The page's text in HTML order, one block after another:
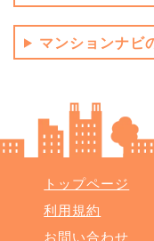
マンションナビ
トップページ
利用規約
お問い合わせ